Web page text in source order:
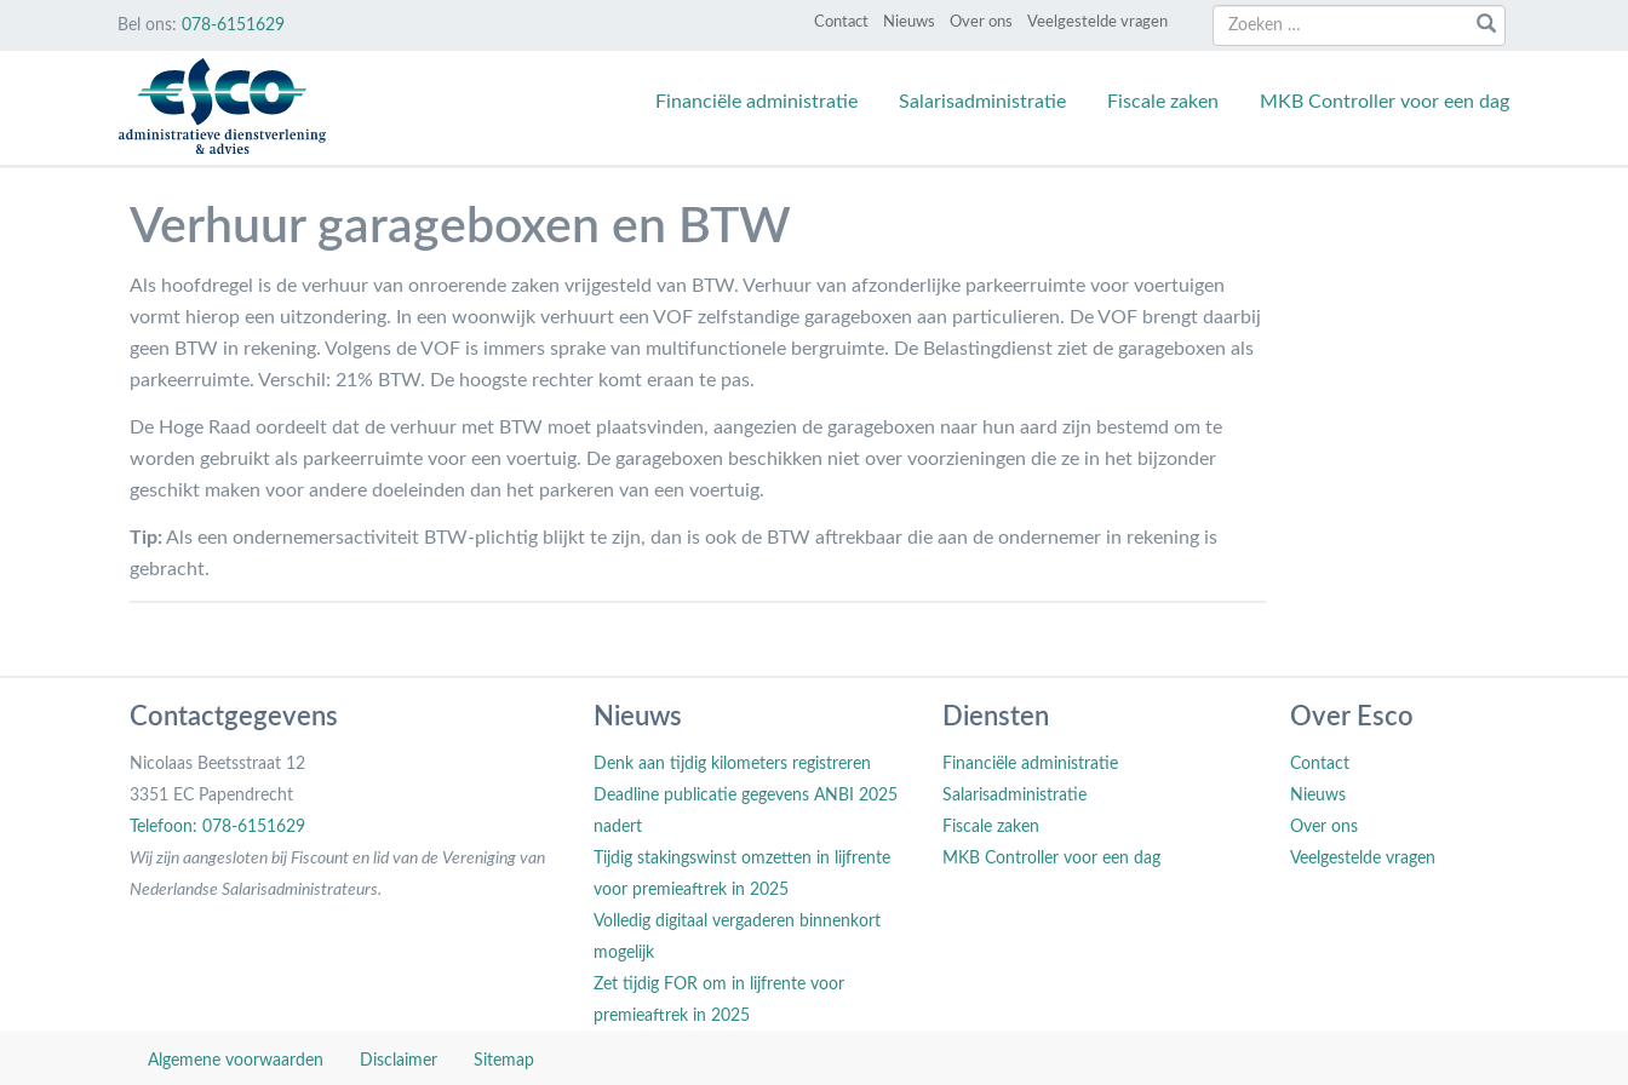
Contact Nieuws Over ons Veelgestelde vragen
Bel ons: 078-6151629
Zoeken
Zoeken
naar:
Financiële administratie Salarisadministratie Fiscale zaken MKB Controller voor een dag
Verhuur garageboxen en BTW
Als hoofdregel is de verhuur van onroerende zaken vrijgesteld van BTW. Verhuur van afzonderlijke parkeerruimte voor voertuigen
vormt hierop een uitzondering. In een woonwijk verhuurt een VOF zelfstandige garageboxen aan particulieren. De VOF brengt daarbij
geen BTW in rekening. Volgens de VOF is immers sprake van multifunctionele bergruimte. De Belastingdienst ziet de garageboxen als
parkeerruimte. Verschil: 21% BTW. De hoogste rechter komt eraan te pas.
De Hoge Raad oordeelt dat de verhuur met BTW moet plaatsvinden, aangezien de garageboxen naar hun aard zijn bestemd om te
worden gebruikt als parkeerruimte voor een voertuig. De garageboxen beschikken niet over voorzieningen die ze in het bijzonder
geschikt maken voor andere doeleinden dan het parkeren van een voertuig.
Tip: Als een ondernemersactiviteit BTW-plichtig blijkt te zijn, dan is ook de BTW aftrekbaar die aan de ondernemer in rekening is
gebracht.
Contactgegevens
Nicolaas Beetsstraat 12
3351 EC Papendrecht
Telefoon: 078-6151629
Wij zijn aangesloten bij Fiscount en lid van de Vereniging van
Nederlandse Salarisadministrateurs.
Nieuws
Denk aan tijdig kilometers registreren
Deadline publicatie gegevens ANBI 2025
nadert
Tijdig stakingswinst omzetten in lijfrente
voor premieaftrek in 2025
Volledig digitaal vergaderen binnenkort
mogelijk
Zet tijdig FOR om in lijfrente voor
premieaftrek in 2025
Diensten
Financiële administratie
Salarisadministratie
Fiscale zaken
MKB Controller voor een dag
Over Esco
Contact
Nieuws
Over ons
Veelgestelde vragen
Algemene voorwaarden Disclaimer Sitemap